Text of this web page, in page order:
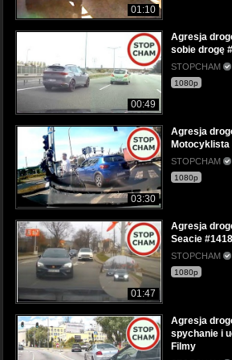
01:10
00:49
Agresja
sobie drogę
STOPCHAM
1080p
03:30
Agresja
Motocyklista
STOPCHAM
1080p
01:47
Agresja
Seacie
STOPCHAM
1080p
Agresja
spychanie i
Filmy